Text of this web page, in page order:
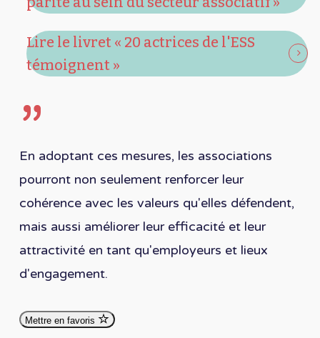
Lire le livret « 20 actrices de l'ESS
témoignent »
”
En adoptant ces mesures, les associations
pourront non seulement renforcer leur
cohérence avec les valeurs qu'elles défendent,
mais aussi améliorer leur efficacité et leur
attractivité en tant qu'employeurs et lieux
d'engagement.
Mettre en favoris